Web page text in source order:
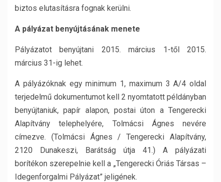
biztos elutasításra fognak kerülni.
A pályázat benyújtásának menete
Pályázatot benyújtani 2015. március 1-től 2015.
március 31-ig lehet.
A pályázóknak egy minimum 1, maximum 3 A/4 oldal
terjedelmű dokumentumot kell 2 nyomtatott példányban
benyújtaniuk, papír alapon, postai úton a Tengerecki
Alapítvány telephelyére, Tolmácsi Ágnes nevére
címezve. (Tolmácsi Ágnes / Tengerecki Alapítvány,
2120 Dunakeszi, Barátság útja 41.) A pályázati
borítékon szerepelnie kell a „Tengerecki Óriás Társas –
Idegenforgalmi Pályázat” jeligének.